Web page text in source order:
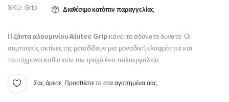
SKU: Grip Διαθέσιμο κατόπιν παραγγελίας
Ηζάντα αλουμινίου Alutec Grip κάνει το αδύνατο δυνατό. Οι
συμπαγείς ακτίνες της μεταδίδουν μια μοναδική ελαφρότητα και
ταυτόχρονα καθιστούν τον τροχό ένα πολυεργαλείο.
Σας άρεσε; Προσθέστε το στα αγαπημένα σας.